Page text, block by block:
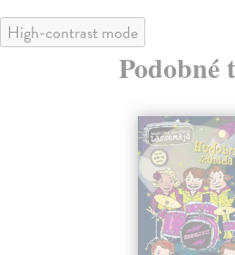
High-contrast mode
Podobné